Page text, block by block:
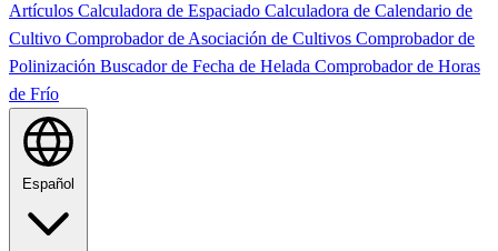
Artículos Calculadora de Espaciado Calculadora de Calendario de
Cultivo Comprobador de Asociación de Cultivos Comprobador de
Polinización Buscador de Fecha de Helada Comprobador de Horas
de Frío
Español